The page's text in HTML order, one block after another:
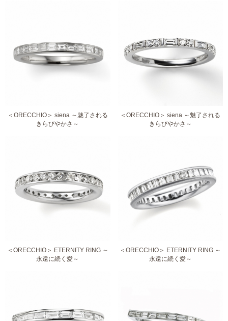
＜ORECCHIO＞ siena ～魅了される
きらびやかさ～
＜ORECCHIO＞ siena ～魅了される
きらびやかさ～
＜ORECCHIO＞ ETERNITY RING ～
永遠に続く愛～
＜ORECCHIO＞ ETERNITY RING ～
永遠に続く愛～